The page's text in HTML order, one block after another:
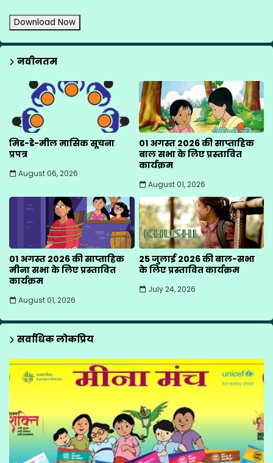
Download Now
नवीनतम
मिड-डे-मील मासिक सूचना
प्रपत्र
August 06, 2026
01 अगस्त 2026 की साप्ताहिक
बाल सभा के लिए प्रस्तावित
कार्यक्रम
August 01, 2026
01 अगस्त 2026 की साप्ताहिक
मीना सभा के लिए प्रस्तावित
कार्यक्रम
August 01, 2026
25 जुलाई 2026 की बाल-सभा
के लिए प्रस्तावित कार्यक्रम
July 24, 2026
सर्वाधिक लोकप्रिय